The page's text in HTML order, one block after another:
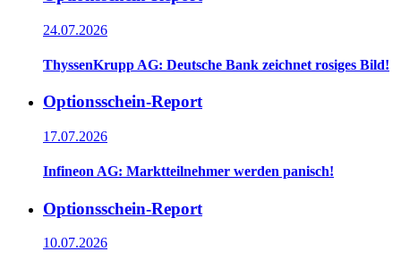
24.07.2026
ThyssenKrupp AG: Deutsche Bank zeichnet rosiges Bild!
Optionsschein-Report
17.07.2026
Infineon AG: Marktteilnehmer werden panisch!
Optionsschein-Report
10.07.2026